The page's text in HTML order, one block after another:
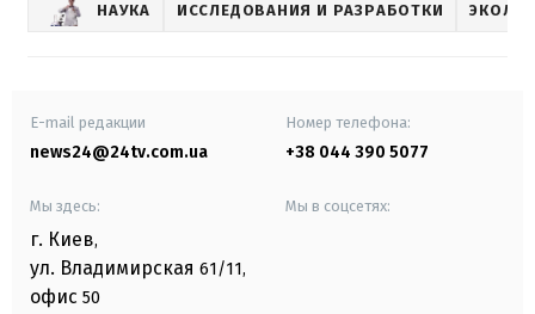
НАУКА ИССЛЕДОВАНИЯ И РАЗРАБОТКИ
E-mail редакции
news24@24tv.com.ua
Номер телефона:
+38 044 390 5077
Мы здесь:
г. Киев,
ул. Владимирская 61/11,
офис 50
Мы в соцсетях: